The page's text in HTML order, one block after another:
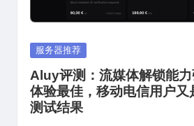
Posted
服务器推荐
Aluy评测：流媒体解锁能
体验最佳，移动电信用户又
测试结果